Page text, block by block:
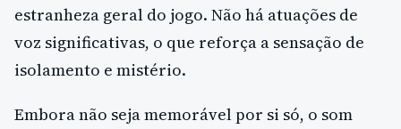
estranheza geral do jogo. Não há atuações de
voz significativas, o que reforça a sensação de
isolamento e mistério.
Embora não seja memorável por si só, o som